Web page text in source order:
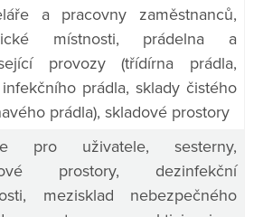
a pracovny zaměstnanců,
místnosti, prádelna a
provozy (třídírna prádla,
prádla, sklady čistého
prádla), skladové prostory
pro uživatele, sesterny,
prostory, dezinfekční
mezisklad nebezpečného